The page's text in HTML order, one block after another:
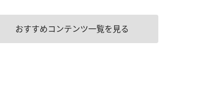
おすすめコンテンツ一覧を見る